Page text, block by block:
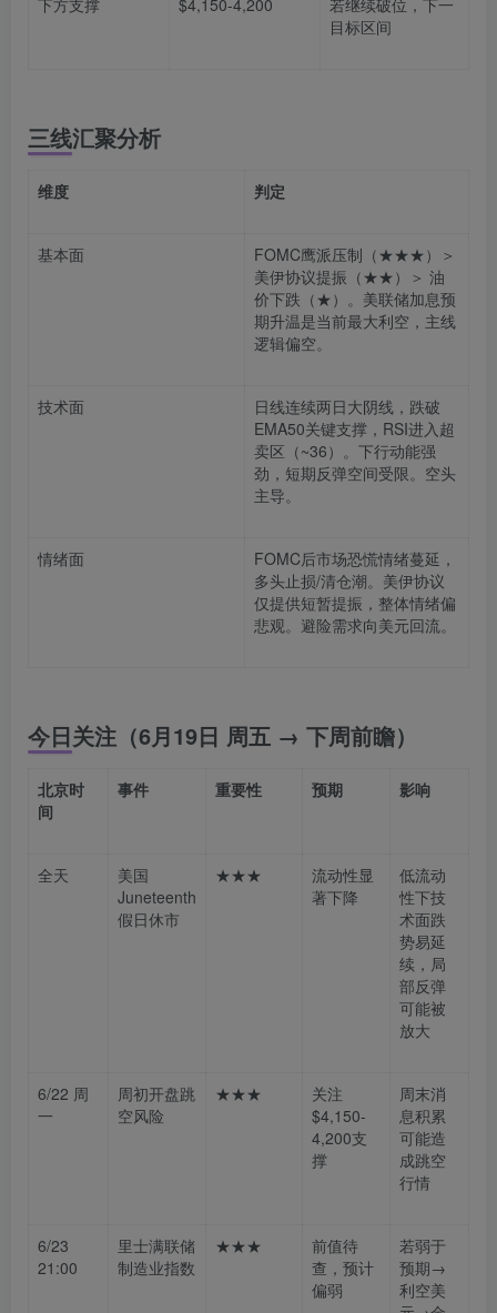
目标区间
三线汇聚分析
维度 判定
基本面
FOMC鹰派压制（★★★）＞
美伊协议提振（★★）＞ 油
价下跌（★）。美联储加息预
期升温是当前最大利空，主线
逻辑偏空。
技术面
日线连续两日大阴线，跌破
EMA50关键支撑，RSI进入超
卖区（~36）。下行动能强
劲，短期反弹空间受限。空头
主导。
情绪面
FOMC后市场恐慌情绪蔓延，
多头止损/清仓潮。美伊协议
仅提供短暂提振，整体情绪偏
悲观。避险需求向美元回流。
今日关注（6月19日 周五 → 下周前瞻）
北京时
间
事件 重要性 预期 影响
全天
美国
Juneteenth
假日休市
★★★
流动性显
著下降
低流动
性下技
术面跌
势易延
续，局
部反弹
可能被
放大
6/22 周
一
周初开盘跳
空风险
★★★
关注
$4,150-
4,200支
撑
周末消
息积累
可能造
成跳空
行情
6/23
21:00
里士满联储
制造业指数
★★★
前值待
查，预计
偏弱
若弱于
预期→
利空美